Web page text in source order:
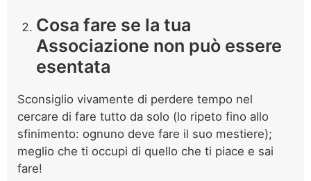
Cosa fare se la tua
Associazione non può essere
esentata
Sconsiglio vivamente di perdere tempo nel
cercare di fare tutto da solo (lo ripeto fino allo
sfinimento: ognuno deve fare il suo mestiere);
meglio che ti occupi di quello che ti piace e sai
fare!